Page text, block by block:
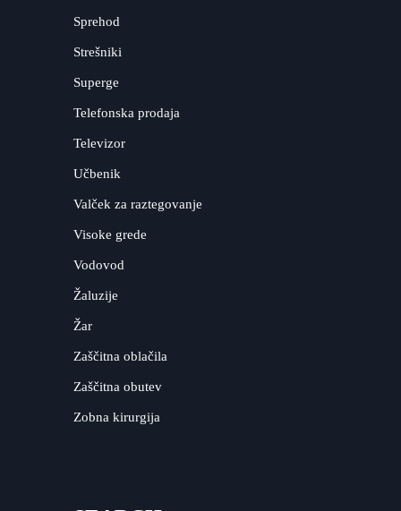
Sprehod
Strešniki
Superge
Telefonska prodaja
Televizor
Učbenik
Valček za raztegovanje
Visoke grede
Vodovod
Žaluzije
Žar
Zaščitna oblačila
Zaščitna obutev
Zobna kirurgija